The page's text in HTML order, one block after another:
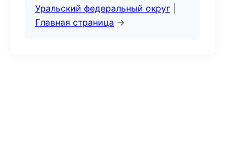
Уральский федеральный округ
Главная страница →